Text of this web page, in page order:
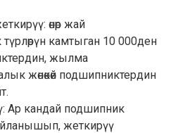
өнөр жай
камтыган 10 000ден
жылма
жөнөкөй подшипниктердин
Ар кандай подшипник
жеткирүү